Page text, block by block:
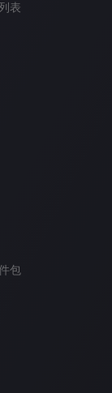
表
包